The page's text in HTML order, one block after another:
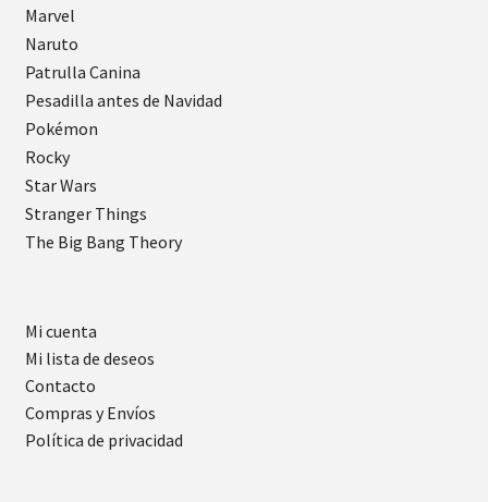
Marvel
Naruto
Patrulla Canina
Pesadilla antes de Navidad
Pokémon
Rocky
Star Wars
Stranger Things
The Big Bang Theory
Mi cuenta
Mi lista de deseos
Contacto
Compras y Envíos
Política de privacidad